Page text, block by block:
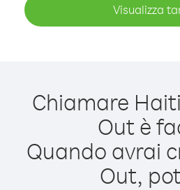
Visualizza
Chiamare
Out è
Quando avrai
Out,